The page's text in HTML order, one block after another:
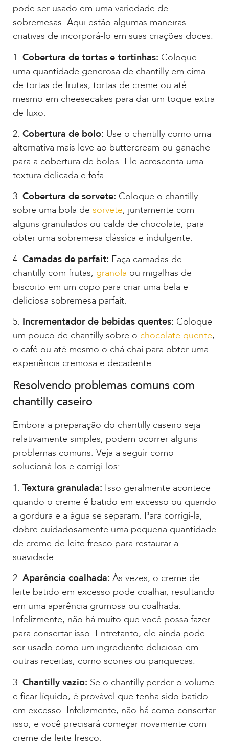
pode ser usado em uma variedade de
sobremesas. Aqui estão algumas maneiras
criativas de incorporá-lo em suas criações doces:
1. Cobertura de tortas e tortinhas: Coloque
uma quantidade generosa de chantilly em cima
de tortas de frutas, tortas de creme ou até
mesmo em cheesecakes para dar um toque extra
de luxo.
2. Cobertura de bolo: Use o chantilly como uma
alternativa mais leve ao buttercream ou ganache
para a cobertura de bolos. Ele acrescenta uma
textura delicada e fofa.
3. Cobertura de sorvete: Coloque o chantilly
sobre uma bola de sorvete, juntamente com
alguns granulados ou calda de chocolate, para
obter uma sobremesa clássica e indulgente.
4. Camadas de parfait: Faça camadas de
chantilly com frutas, granola ou migalhas de
biscoito em um copo para criar uma bela e
deliciosa sobremesa parfait.
5. Incrementador de bebidas quentes: Coloque
um pouco de chantilly sobre o chocolate quente,
o café ou até mesmo o chá chai para obter uma
experiência cremosa e decadente.
Resolvendo problemas comuns com
chantilly caseiro
Embora a preparação do chantilly caseiro seja
relativamente simples, podem ocorrer alguns
problemas comuns. Veja a seguir como
solucioná-los e corrigi-los:
1. Textura granulada: Isso geralmente acontece
quando o creme é batido em excesso ou quando
a gordura e a água se separam. Para corrigi-la,
dobre cuidadosamente uma pequena quantidade
de creme de leite fresco para restaurar a
suavidade.
2. Aparência coalhada: Às vezes, o creme de
leite batido em excesso pode coalhar, resultando
em uma aparência grumosa ou coalhada.
Infelizmente, não há muito que você possa fazer
para consertar isso. Entretanto, ele ainda pode
ser usado como um ingrediente delicioso em
outras receitas, como scones ou panquecas.
3. Chantilly vazio: Se o chantilly perder o volume
e ficar líquido, é provável que tenha sido batido
em excesso. Infelizmente, não há como consertar
isso, e você precisará começar novamente com
creme de leite fresco.